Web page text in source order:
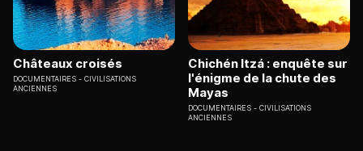
Châteaux croisés
DOCUMENTAIRES
CIVILISATIONS
ANCIENNES
Chichén Itzá : enquête sur
l'énigme de la chute des
Mayas
DOCUMENTAIRES
CIVILISATIONS
ANCIENNES